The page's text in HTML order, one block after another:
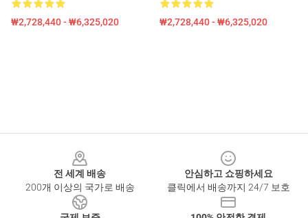
₩2,728,440 - ₩6,325,020 ₩2,728,440 - ₩6,325,020
전 세계 배송
200개 이상의 국가로 배송
안심하고 쇼핑하세요
클릭에서 배송까지 24/7 보호